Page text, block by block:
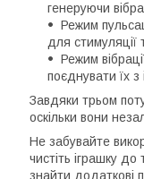
генеруючи
Режим
для стимуляції
Режим
поєднувати їх
Завдяки трьом
оскільки вони
Не забувайте
чистіть іграшку
знайти додаткові